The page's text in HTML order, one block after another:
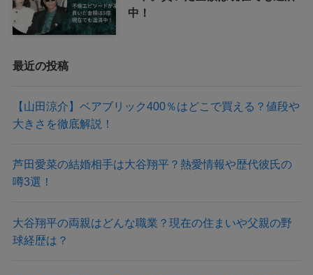
中！
最近の投稿
【山田涼介】ベアブリック400％はどこで買える？値段や
大きさを徹底解説！
芦田愛菜の結婚相手は大谷翔平？熱愛情報や歴代彼氏の
噂3選！
大谷翔平の両親はどんな職業？現在の住まいや父親の野
球経歴は？